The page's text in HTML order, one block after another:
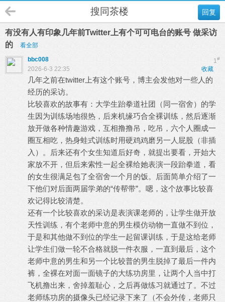
回复
搜同茶楼
有没有人有印象几年前Twitter上有个可可电台的账号 做采访
的
看全部
1#
bbc008
收藏
2026-6-3 22:35
几年之前在twitter上有这个账号，博主会发他对一些人的
经历的采访。
比较喜欢的故事有：大学生跆拳道社团（同一宿舍）的学
生因为训练场地很热，后来机缘巧合全裸训练，然后逐渐
放开做各种情趣游戏，互相撸撸吊，吃吊，六个人圈成一
圈互相吃，热身蛙式训练时用硬鸡鸡磨另一人屁股（非插
入）。后来还有个女生知道后好奇，就提出要看，开始大
家放不开，但后来索性一起全裸给她表演一段跆拳道，看
的女生很满足包了全宿舍一个月的饭。后面简单介绍了一
下他们对后面两届学弟的“传帮带”。嗯，这个故事比较喜
欢记得比较清楚。
还有一个比较喜欢的采访是表演课老师的，让学生做开放
天性训练，有个老师中意的男生模仿动物一直做不到位，
于是和其他做不到位的学生一起留课训练，于是这给老师
让学生们做一轮不合格就脱一件衣服，一直到最后，这个
老师中意的男生和另一个比较普的男生脱掉了最后一件内
裤，全裸在对面一面镜子的大练功房里，让两个人当中打
飞机撸出来，舍掉羞耻心，之后再做练习就通过了。不过
老师练功房的摄像头已经记录下来了（不会外传，老师只